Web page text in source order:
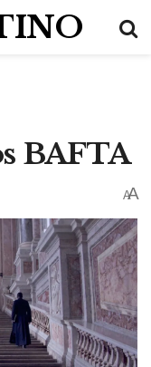
BAFTA
AA